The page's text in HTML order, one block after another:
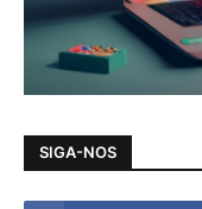
SIGA-NOS